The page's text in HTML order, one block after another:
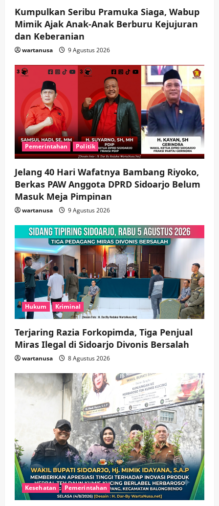
2026
wartanusa
5
Agustus
Kumpulkan Seribu Pramuka Siaga, Wabup
Mimik Ajak Anak-Anak Berburu Kejujuran
dan Keberanian
wartanusa 9 Agustus 2026
Pemerintahan Politik
Jelang 40 Hari Wafatnya Bambang Riyoko,
Berkas PAW Anggota DPRD Sidoarjo Belum
Masuk Meja Pimpinan ​
wartanusa 9 Agustus 2026
Hukum Kriminal
Terjaring Razia Forkopimda, Tiga Penjual
Miras Ilegal di Sidoarjo Divonis Bersalah
wartanusa 8 Agustus 2026
Kesehatan Pemerintahan